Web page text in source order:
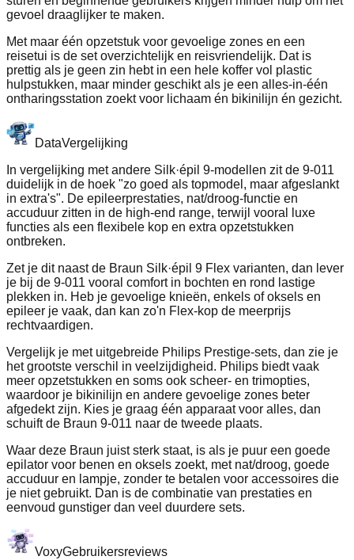
gevoel draaglijker te maken.
Met maar één opzetstuk voor gevoelige zones en een
reisetui is de set overzichtelijk en reisvriendelijk. Dat is
prettig als je geen zin hebt in een hele koffer vol plastic
hulpstukken, maar minder geschikt als je een alles-in-één
ontharingsstation zoekt voor lichaam én bikinilijn én gezicht.
DataVergelijking
In vergelijking met andere Silk·épil 9-modellen zit de 9-011
duidelijk in de hoek "zo goed als topmodel, maar afgeslankt
in extra's". De epileerprestaties, nat/droog-functie en
accuduur zitten in de high-end range, terwijl vooral luxe
functies als een flexibele kop en extra opzetstukken
ontbreken.
Zet je dit naast de Braun Silk·épil 9 Flex varianten, dan lever
je bij de 9-011 vooral comfort in bochten en rond lastige
plekken in. Heb je gevoelige knieën, enkels of oksels en
epileer je vaak, dan kan zo'n Flex-kop de meerprijs
rechtvaardigen.
Vergelijk je met uitgebreide Philips Prestige-sets, dan zie je
het grootste verschil in veelzijdigheid. Philips biedt vaak
meer opzetstukken en soms ook scheer- en trimopties,
waardoor je bikinilijn en andere gevoelige zones beter
afgedekt zijn. Kies je graag één apparaat voor alles, dan
schuift de Braun 9-011 naar de tweede plaats.
Waar deze Braun juist sterk staat, is als je puur een goede
epilator voor benen en oksels zoekt, met nat/droog, goede
accuduur en lampje, zonder te betalen voor accessoires die
je niet gebruikt. Dan is de combinatie van prestaties en
eenvoud gunstiger dan veel duurdere sets.
VoxyGebruikersreviews